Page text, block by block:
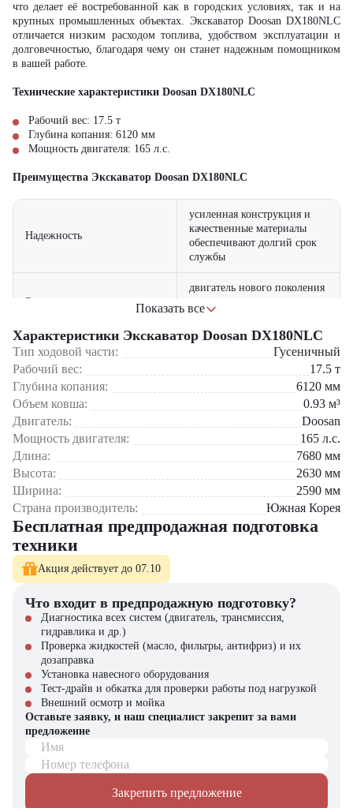
что делает её востребованной как в городских условиях, так и на
крупных промышленных объектах. Экскаватор Doosan DX180NLC
отличается низким расходом топлива, удобством эксплуатации и
долговечностью, благодаря чему он станет надежным помощником
в вашей работе.
Технические характеристики Doosan DX180NLC
Рабочий вес: 17.5 т
Глубина копания: 6120 мм
Мощность двигателя: 165 л.с.
Преимущества Экскаватор Doosan DX180NLC
Надежность
усиленная конструкция и
качественные материалы
обеспечивают долгий срок
службы
Экономичность
двигатель нового поколения
эксплуатационные расходы
Производительность
высокая мощность и
отличная глубина копания
позволяют выполнять
работы быстрее
Комфорт
климат-контролем и низким
уровнем шума повышает
удобство оператора
Универсальность
возможность использования
различного навесного
оборудования расширяет
сферу применения
Где применяется Экскаватор Doosan DX180NLC?
В строительстве – для рытья котлованов, траншей, демонтажа и
планировки площадок.
В дорожных работах – при прокладке коммуникаций,
строительстве и ремонте дорог.
В промышленности – для погрузочно-разгрузочных и
землеройных задач.
В коммунальной сфере – для обслуживания городских объектов
и благоустройства территорий.
Экскаватор Doosan DX180NLC – это отличное сочетание мощности,
экономичности и надежности. Он прост в обслуживании,
демонстрирует стабильную производительность даже в сложных
условиях и обеспечивает высокую эффективность работы. Эта
модель станет выгодным вложением для компаний, которым важна
производительность и минимизация затрат на эксплуатацию
Показать все
Характеристики Экскаватор Doosan DX180NLC
Тип ходовой части:
Гусеничный
Рабочий вес:
17.5 т
Глубина копания:
6120 мм
Объем ковша:
0.93 м³
Двигатель:
Doosan
Мощность двигателя:
165 л.с.
Длина:
7680 мм
Высота:
2630 мм
Ширина:
2590 мм
Страна производитель:
Южная Корея
Бесплатная предпродажная подготовка
техники
Акция действует до 07.10
Что входит в предпродажную подготовку?
Диагностика всех систем (двигатель, трансмиссия,
гидравлика и др.)
Проверка жидкостей (масло, фильтры, антифриз) и их
дозаправка
Установка навесного оборудования
Тест-драйв и обкатка для проверки работы под нагрузкой
Внешний осмотр и мойка
Оставьте заявку, и наш специалист закрепит за вами
предложение
Имя
Номер телефона
Закрепить предложение